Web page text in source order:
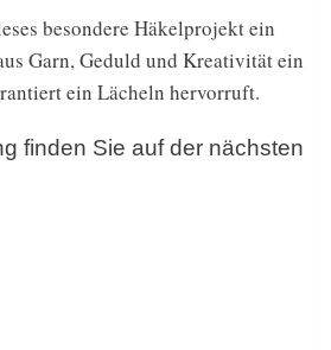
besondere Häkelprojekt ein
Garn, Geduld und Kreativität ein
ein Lächeln hervorruft.
finden Sie auf der nächsten